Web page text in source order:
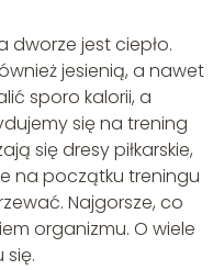
dworze jest ciepło.
jesienią, a nawet
sporo kalorii, a
się na trening
się dresy piłkarskie,
na początku treningu
Najgorsze, co
organizmu. O wiele